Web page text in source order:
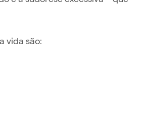
vida são: